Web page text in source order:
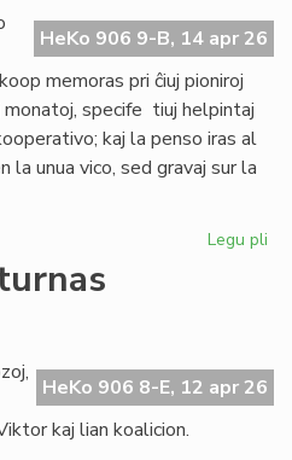
HeKo 906 9-B, 14 apr 26
memoras pri ĉiuj pioniroj
monatoj, specife tiuj helpintaj
kaj la penso iras al
la unua vico, sed gravaj sur la
Legu pli
HeKo 906 8-E, 12 apr 26
kaj lian koalicion.